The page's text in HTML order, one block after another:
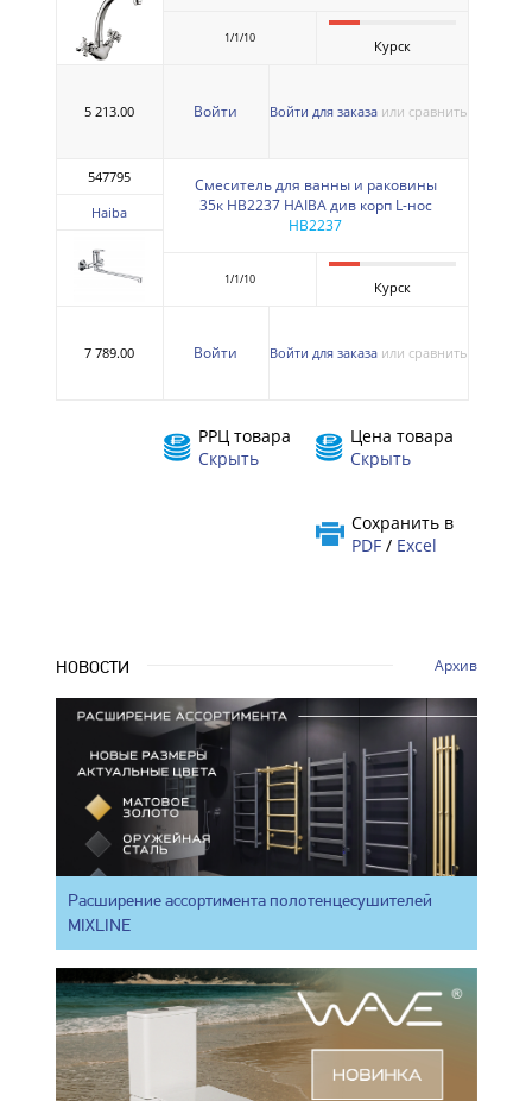
1/1/10 Курск
5 213.00 Войти Войти для заказа или сравнить
547795
Haiba
Смеситель для ванны и раковины
35к HB2237 HAIBA див корп L-нос
HB2237
1/1/10 Курск
7 789.00 Войти Войти для заказа или сравнить
Цена товара
Скрыть
РРЦ товара
Скрыть
Сохранить в
PDF/ Excel
НОВОСТИ Архив
Расширение ассортимента полотенцесушителей
MIXLINE